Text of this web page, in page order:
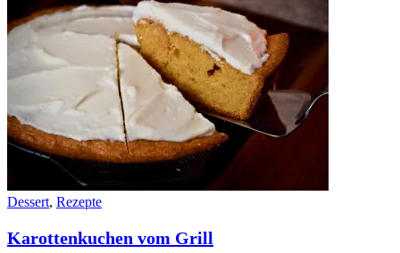
Dessert, Rezepte
Karottenkuchen vom Grill